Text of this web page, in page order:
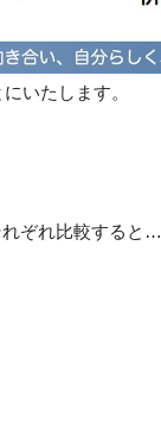
いたします。
れぞれ比較すると…